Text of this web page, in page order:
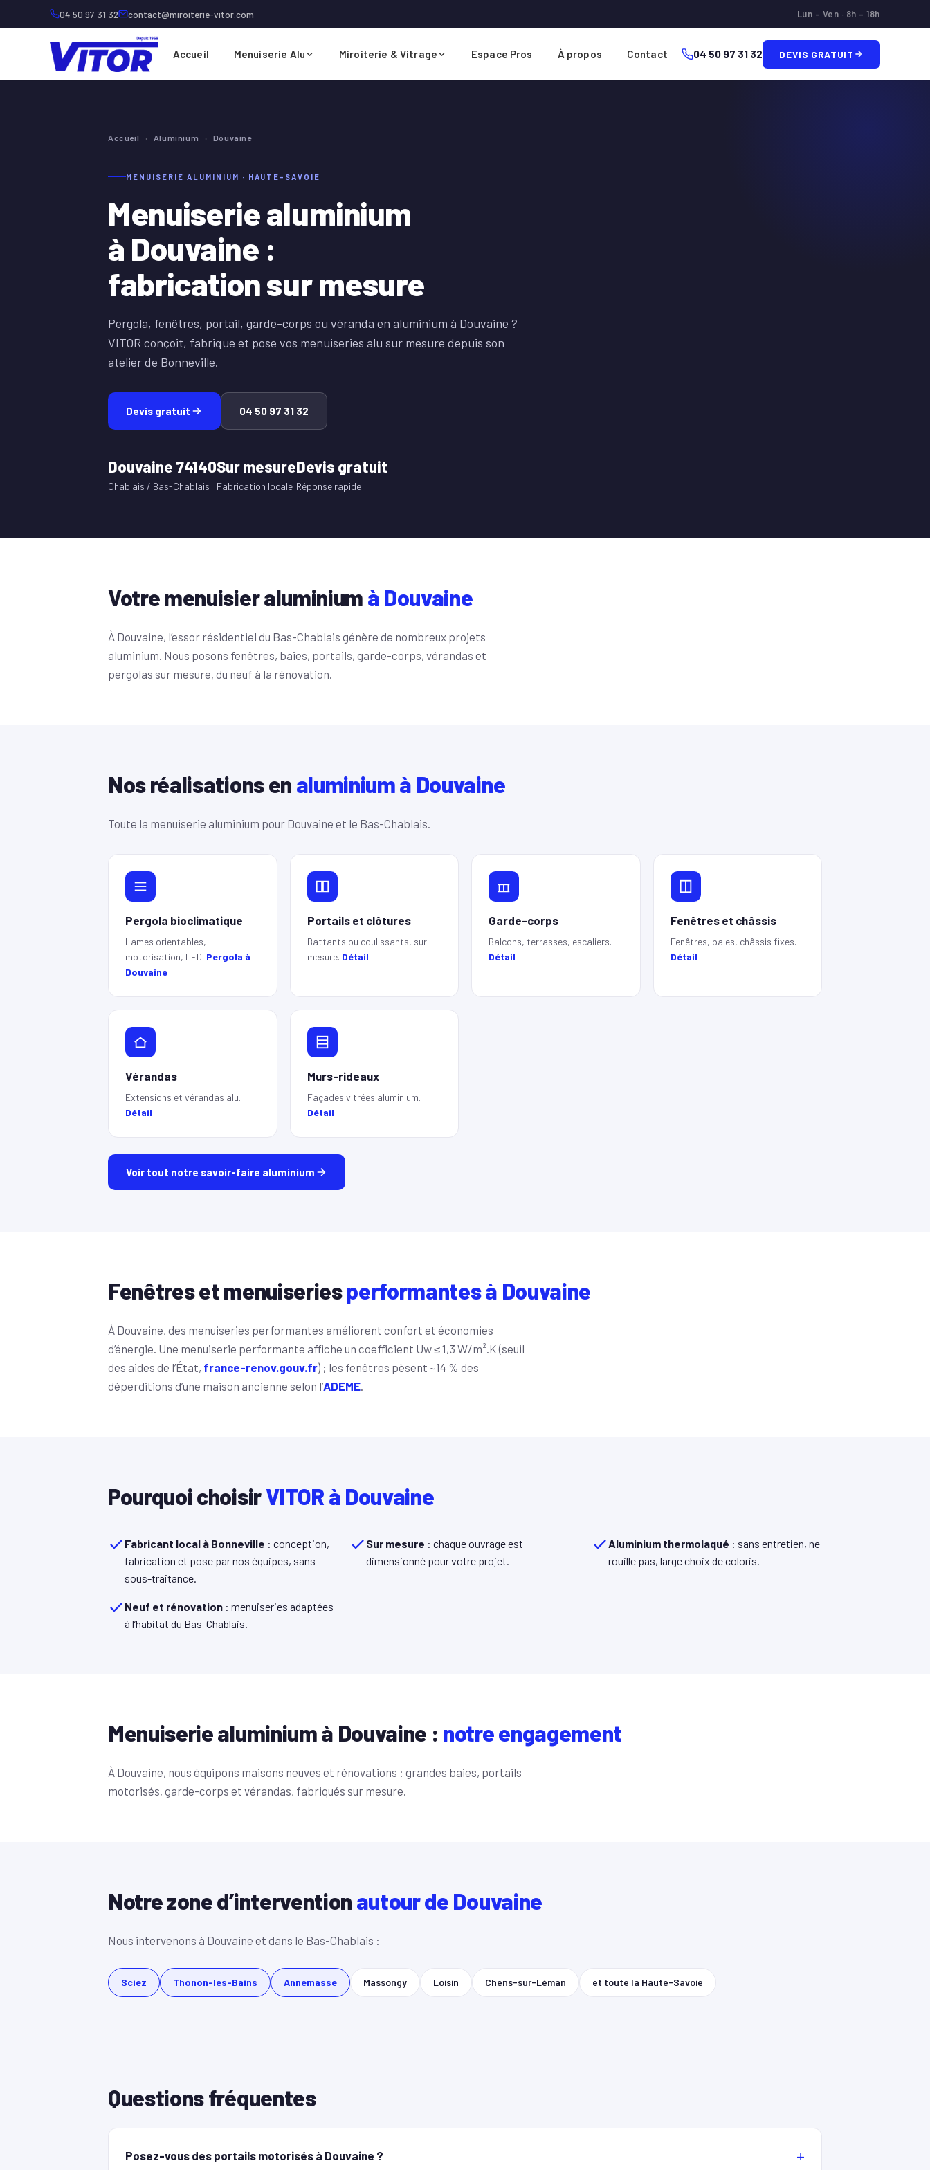
04 50 97 31 32 contact@miroiterie-vitor.com Lun – Ven · 8h – 18h
Accueil Menuiserie Alu Miroiterie & Vitrage Espace Pros À propos Contact 04 50 97 31 32 DEVIS GRATUIT
Accueil › Aluminium › Douvaine
MENUISERIE ALUMINIUM · HAUTE-SAVOIE
Menuiserie aluminium
à Douvaine :
fabrication sur mesure
Pergola, fenêtres, portail, garde-corps ou véranda en aluminium à Douvaine ?
VITOR conçoit, fabrique et pose vos menuiseries alu sur mesure depuis son
atelier de Bonneville.
Devis gratuit 04 50 97 31 32
Douvaine 74140
Chablais / Bas-Chablais
Sur mesure
Fabrication locale
Devis gratuit
Réponse rapide
Votre menuisier aluminium à Douvaine
À Douvaine, l’essor résidentiel du Bas-Chablais génère de nombreux projets
aluminium. Nous posons fenêtres, baies, portails, garde-corps, vérandas et
pergolas sur mesure, du neuf à la rénovation.
Nos réalisations en aluminium à Douvaine
Toute la menuiserie aluminium pour Douvaine et le Bas-Chablais.
Pergola bioclimatique
Lames orientables,
motorisation, LED. Pergola à
Douvaine
Portails et clôtures
Battants ou coulissants, sur
mesure. Détail
Garde-corps
Balcons, terrasses, escaliers.
Détail
Fenêtres et châssis
Fenêtres, baies, châssis fixes.
Détail
Vérandas
Extensions et vérandas alu.
Détail
Murs-rideaux
Façades vitrées aluminium.
Détail
Voir tout notre savoir-faire aluminium
Fenêtres et menuiseriesperformantes à Douvaine
À Douvaine, des menuiseries performantes améliorent confort et économies
d’énergie. Une menuiserie performante affiche un coefficient Uw ≤ 1,3 W/m².K (seuil
des aides de l’État, france-renov.gouv.fr) ; les fenêtres pèsent ~14 % des
déperditions d’une maison ancienne selon l’ADEME.
Pourquoi choisirVITOR à Douvaine
Fabricant local à Bonneville : conception,
fabrication et pose par nos équipes, sans
sous-traitance.
Sur mesure : chaque ouvrage est
dimensionné pour votre projet.
Aluminium thermolaqué : sans entretien, ne
rouille pas, large choix de coloris.
Neuf et rénovation : menuiseries adaptées
à l’habitat du Bas-Chablais.
Menuiserie aluminium à Douvaine : notre engagement
À Douvaine, nous équipons maisons neuves et rénovations : grandes baies, portails
motorisés, garde-corps et vérandas, fabriqués sur mesure.
Notre zone d’intervention autour de Douvaine
Nous intervenons à Douvaine et dans le Bas-Chablais :
Sciez Thonon-les-Bains Annemasse Massongy Loisin Chens-sur-Léman et toute la Haute-Savoie
Questions fréquentes
Posez-vous des portails motorisés à Douvaine ?